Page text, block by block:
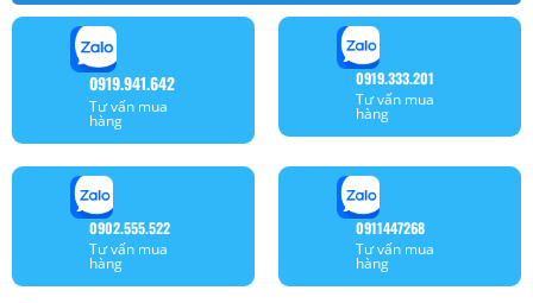
0919.941.642
Tư vấn mua
hàng
0919.333.201
Tư vấn mua
hàng
0902.555.522
Tư vấn mua
hàng
0911447268
Tư vấn mua
hàng